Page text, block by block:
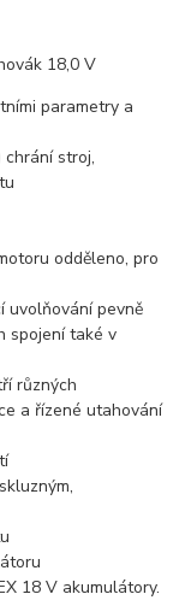
18,0 V
parametry a
chrání stroj,
odděleno, pro
uvolňování pevně
spojení také v
různých
a řízené utahování
18 V akumulátory.